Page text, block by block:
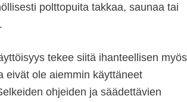
polttopuita takkaa, saunaa tai
tekee siitä ihanteellisen myös
eivät ole aiemmin käyttäneet
ohjeiden ja säädettävien